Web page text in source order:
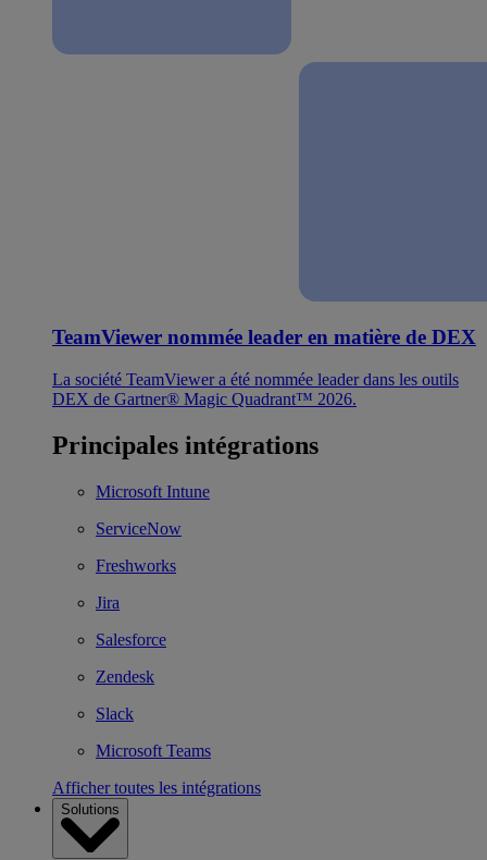
TeamViewer nommée leader en matière de DEX
La société TeamViewer a été nommée leader dans les outils
DEX de Gartner® Magic Quadrant™ 2026.
Principales intégrations
Microsoft Intune
ServiceNow
Freshworks
Jira
Salesforce
Zendesk
Slack
Microsoft Teams
Afficher toutes les intégrations
Solutions